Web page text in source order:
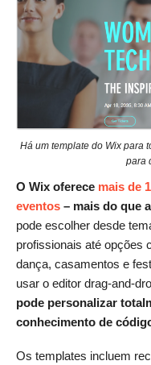
Há um template do Wix para
para
O Wix oferece mais de
eventos – mais do que
pode escolher desde
profissionais até opções
dança, casamentos e
usar o editor drag-and-
pode personalizar
conhecimento de
Os templates incluem